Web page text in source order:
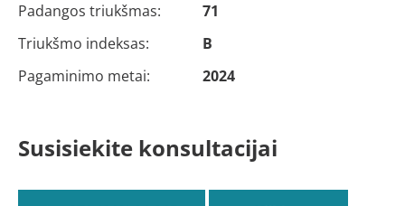
Padangos triukšmas:
71
Triukšmo indeksas:
B
Pagaminimo metai:
2024
Susisiekite konsultacijai